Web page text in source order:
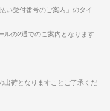
い受付番号のご案内」のタイ
ルの2通でのご案内となります
出荷となりますことご了承くだ